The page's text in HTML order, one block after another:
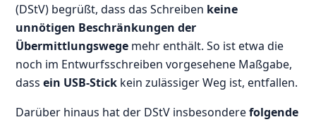
(DStV) begrüßt, dass das Schreiben keine
unnötigen Beschränkungen der
Übermittlungswege mehr enthält. So ist etwa die
noch im Entwurfsschreiben vorgesehene Maßgabe,
dassein USB-Stick kein zulässiger Weg ist, entfallen.
Darüber hinaus hat der DStV insbesonderefolgende